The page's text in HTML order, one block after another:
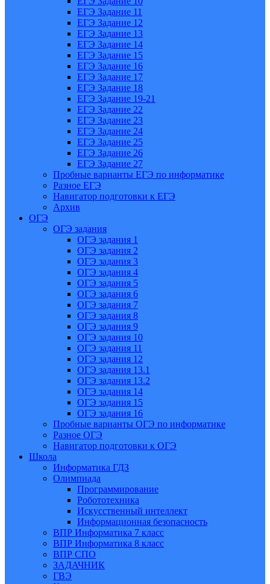
ЕГЭ Задание 11
ЕГЭ Задание 12
ЕГЭ Задание 13
ЕГЭ Задание 14
ЕГЭ Задание 15
ЕГЭ Задание 16
ЕГЭ Задание 17
ЕГЭ Задание 18
ЕГЭ Задание 19-21
ЕГЭ Задание 22
ЕГЭ Задание 23
ЕГЭ Задание 24
ЕГЭ Задание 25
ЕГЭ Задание 26
ЕГЭ Задание 27
Пробные варианты ЕГЭ по информатике
Разное ЕГЭ
Навигатор подготовки к ЕГЭ
Архив
ОГЭ
ОГЭ задания
ОГЭ задания 1
ОГЭ задания 2
ОГЭ задания 3
ОГЭ задания 4
ОГЭ задания 5
ОГЭ задания 6
ОГЭ задания 7
ОГЭ задания 8
ОГЭ задания 9
ОГЭ задания 10
ОГЭ задания 11
ОГЭ задания 12
ОГЭ задания 13.1
ОГЭ задания 13.2
ОГЭ задания 14
ОГЭ задания 15
ОГЭ задания 16
Пробные варианты ОГЭ по информатике
Разное ОГЭ
Навигатор подготовки к ОГЭ
Школа
Информатика ГДЗ
Олимпиада
Программирование
Робототехника
Искусственный интеллект
Информационная безопасность
ВПР Информатика 7 класс
ВПР Информатика 8 класс
ВПР СПО
ЗАДАЧНИК
ГВЭ